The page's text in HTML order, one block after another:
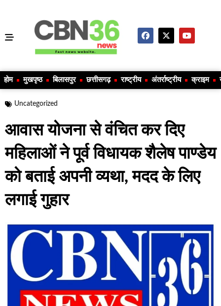
होम मुखपृष्ठ बिलासपुर छत्तीसगढ़ राष्ट्रीय अंतर्राष्ट्रीय क्राइम
Uncategorized
आवास योजना से वंचित कर दिए
महिलाओं ने पूर्व विधायक शैलेष पाण्डेय
को बताई अपनी व्यथा, मदद के लिए
लगाई गुहार